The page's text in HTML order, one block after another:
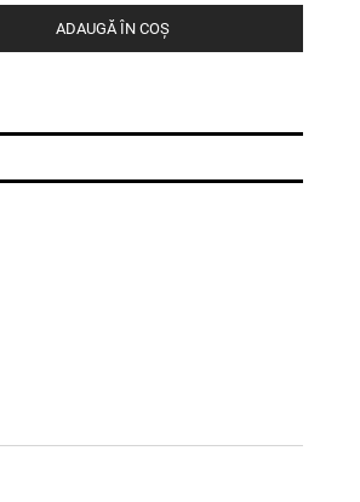
ADAUGĂ ÎN COȘ